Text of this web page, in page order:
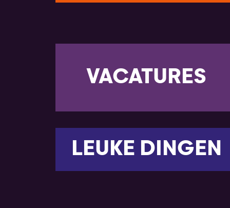
VACATURES
LEUKE DINGEN